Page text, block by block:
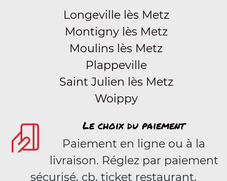
Longeville lès Metz
Montigny lès Metz
Moulins lès Metz
Plappeville
Saint Julien lès Metz
Woippy
Le choix du paiement
Paiement en ligne ou à la
livraison. Réglez par paiement
sécurisé, cb, ticket restaurant,